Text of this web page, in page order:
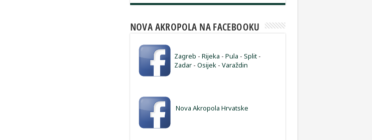
NOVA AKROPOLA NA FACEBOOKU
Zagreb - Rijeka - Pula - Split-
Zadar- Osijek- Varaždin
Nova Akropola Hrvatske